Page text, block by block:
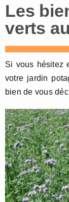
Les
verts
Si vous hésitez
votre jardin
bien de vous